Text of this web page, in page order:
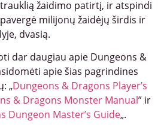
žaidimo patirtį, ir atspindi
milijonų žaidėjų širdis ir
dvasią.
dar daugiau apie Dungeons &
apie šias pagrindines
„Dungeons & Dragons Player’s
& Dragons Monster Manual” ir
Dungeon Master’s Guide„.